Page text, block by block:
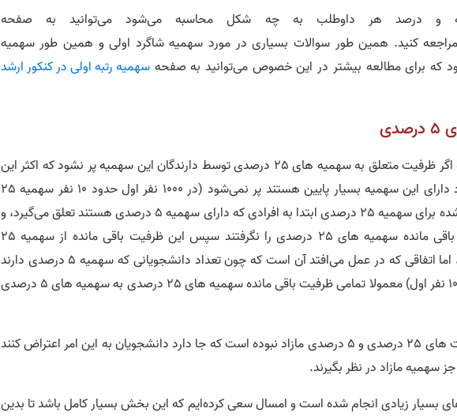
و درصد هر داوطلب به چه شکل محاسبه می‌شود می‌توانید به صفحه
مراجعه کنید. همین طور سوالات بسیاری در مورد سهمیه شاگرد اولی و همین طور سهمیه
که برای مطالعه بیشتر در این خصوص می‌توانید به صفحهسهمیه رتبه اولی در کنکور ارشد
لازم است به این نکته اشاره شود که اگر ظرفیت متعلق به سهمیه های 25 درصدی توسط دارندگان این سهمیه پر نشود که اکثر این
ظرفیت نیز به علت اینکه تعداد افراد دارای این سهمیه بسیار پایین هستند پر نمی‌شود (در 1000 نفر اول حدود 10 نفر سهمیه 25
درصدی دارند)، ظرفیت کنار گذاشته شده برای سهمیه 25 درصدی ابتدا به افرادی که دارای سهمیه 5 درصدی هستند تعلق می‌گیرد، و
اگر سهمیه های 5 درصدی ظرفیت باقی مانده سهمیه های 25 درصدی را نگرفتند سپس این ظرفیت باقی مانده از سهمیه 25
درصدی به سهمیه آزاد خواهد رسید، اما اتفاقی که در عمل می‌افتد آن است که چون تعداد دانشجویانی که سهمیه 5 درصدی دارند
خیلی زیاد است (حدود 100 نفر در 1000 نفر اول) معمولا تمامی ظرفیت باقی مانده سهمیه های 25 درصدی به سهمیه های 5 درصدی
دقت کنید که متاسفانه امسال ظرفیت های 25 درصدی و 5 درصدی مازاد نبوده است که جا دارد دانشجویان به این امر اعتراض کنند
سهمیه مازاد در نظر بگیرند.
زیادی انجام شده است و امسال سعی کرده‌ایم که این بخش بسیار کامل باشد تا بدین